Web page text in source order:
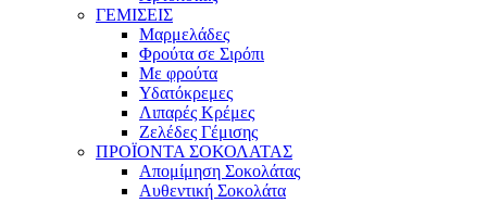
ΓΕΜΙΣΕΙΣ
Μαρμελάδες
Φρούτα σε Σιρόπι
Με φρούτα
Υδατόκρεμες
Λιπαρές Κρέμες
Ζελέδες Γέμισης
ΠΡΟΪΟΝΤΑ ΣΟΚΟΛΑΤΑΣ
Απομίμηση Σοκολάτας
Αυθεντική Σοκολάτα